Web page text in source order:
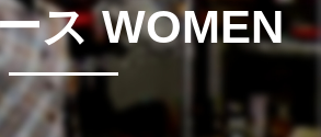
ス WOMEN